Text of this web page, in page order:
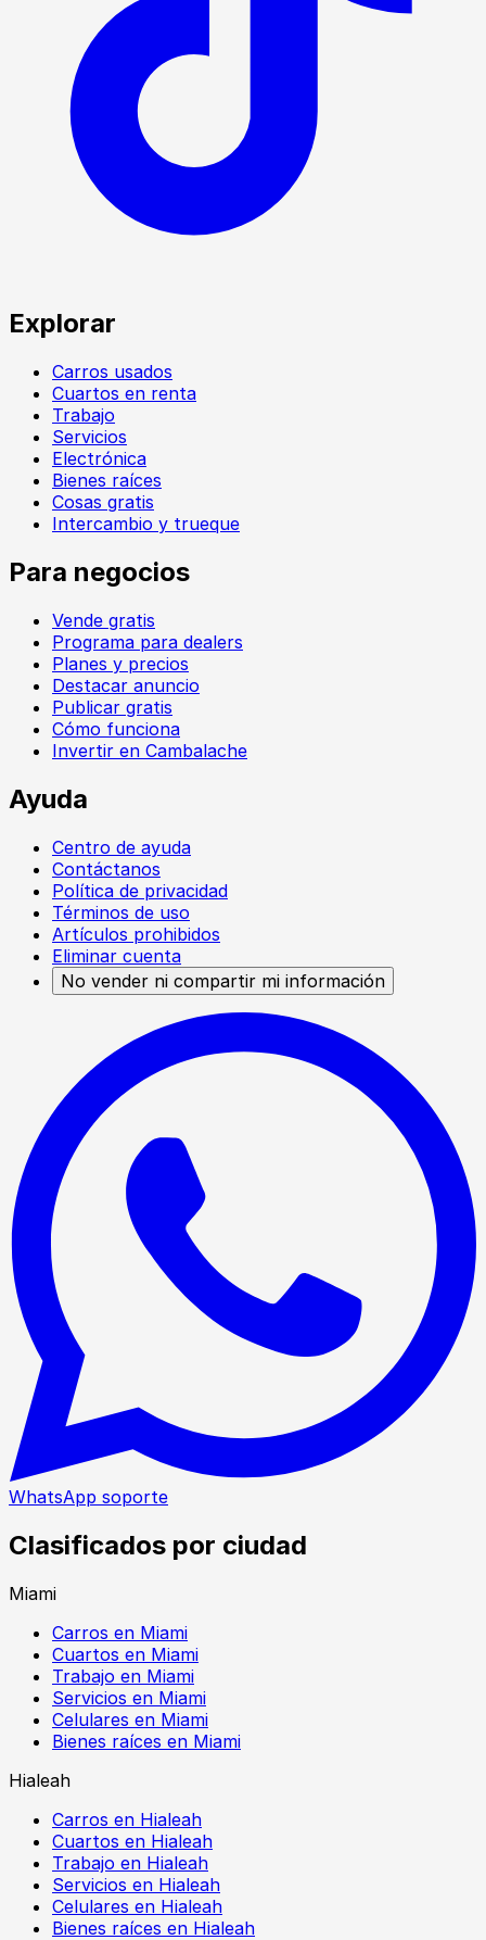
Explorar
Carros usados
Cuartos en renta
Trabajo
Servicios
Electrónica
Bienes raíces
Cosas gratis
Intercambio y trueque
Para negocios
Vende gratis
Programa para dealers
Planes y precios
Destacar anuncio
Publicar gratis
Cómo funciona
Invertir en Cambalache
Ayuda
Centro de ayuda
Contáctanos
Política de privacidad
Términos de uso
Artículos prohibidos
Eliminar cuenta
No vender ni compartir mi información
WhatsApp soporte
Clasificados por ciudad
Miami
Carros en Miami
Cuartos en Miami
Trabajo en Miami
Servicios en Miami
Celulares en Miami
Bienes raíces en Miami
Hialeah
Carros en Hialeah
Cuartos en Hialeah
Trabajo en Hialeah
Servicios en Hialeah
Celulares en Hialeah
Bienes raíces en Hialeah